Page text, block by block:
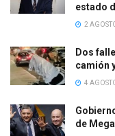
estado
2
Dos
camión
4
de